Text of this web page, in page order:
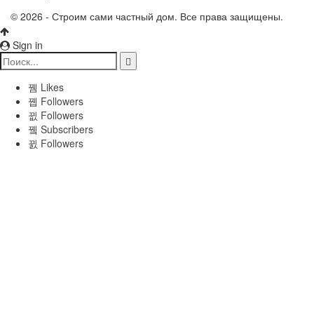
© 2026 - Строим сами частный дом. Все права защищены.
Sign in
Likes
Followers
Followers
Subscribers
Followers